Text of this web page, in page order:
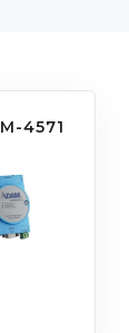
4571